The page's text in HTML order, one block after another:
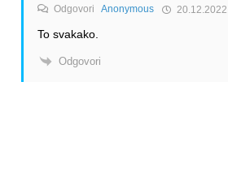
Odgovori Anonymous
To svakako.
Odgovori